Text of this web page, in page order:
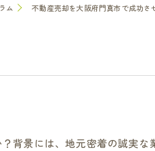
ム 不動産売却を大阪府門真市で成功さ
背景には、地元密着の誠実な